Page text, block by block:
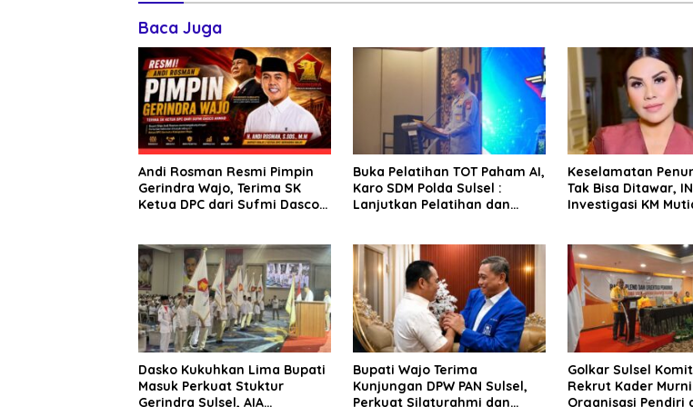
Baca Juga
Andi Rosman Resmi Pimpin
Gerindra Wajo, Terima SK
Ketua DPC dari Sufmi Dasco
Buka Pelatihan TOT Paham AI,
Karo SDM Polda Sulsel :
Lanjutkan Pelatihan dan
Keselamatan
Tak Bisa Ditawar,
Investigasi KM
Dasko Kukuhkan Lima Bupati
Masuk Perkuat Stuktur
Gerindra Sulsel, AIA
Bupati Wajo Terima
Kunjungan DPW PAN Sulsel,
Perkuat Silaturahmi dan
Golkar Sulsel
Rekrut Kader
Organisasi Pendiri